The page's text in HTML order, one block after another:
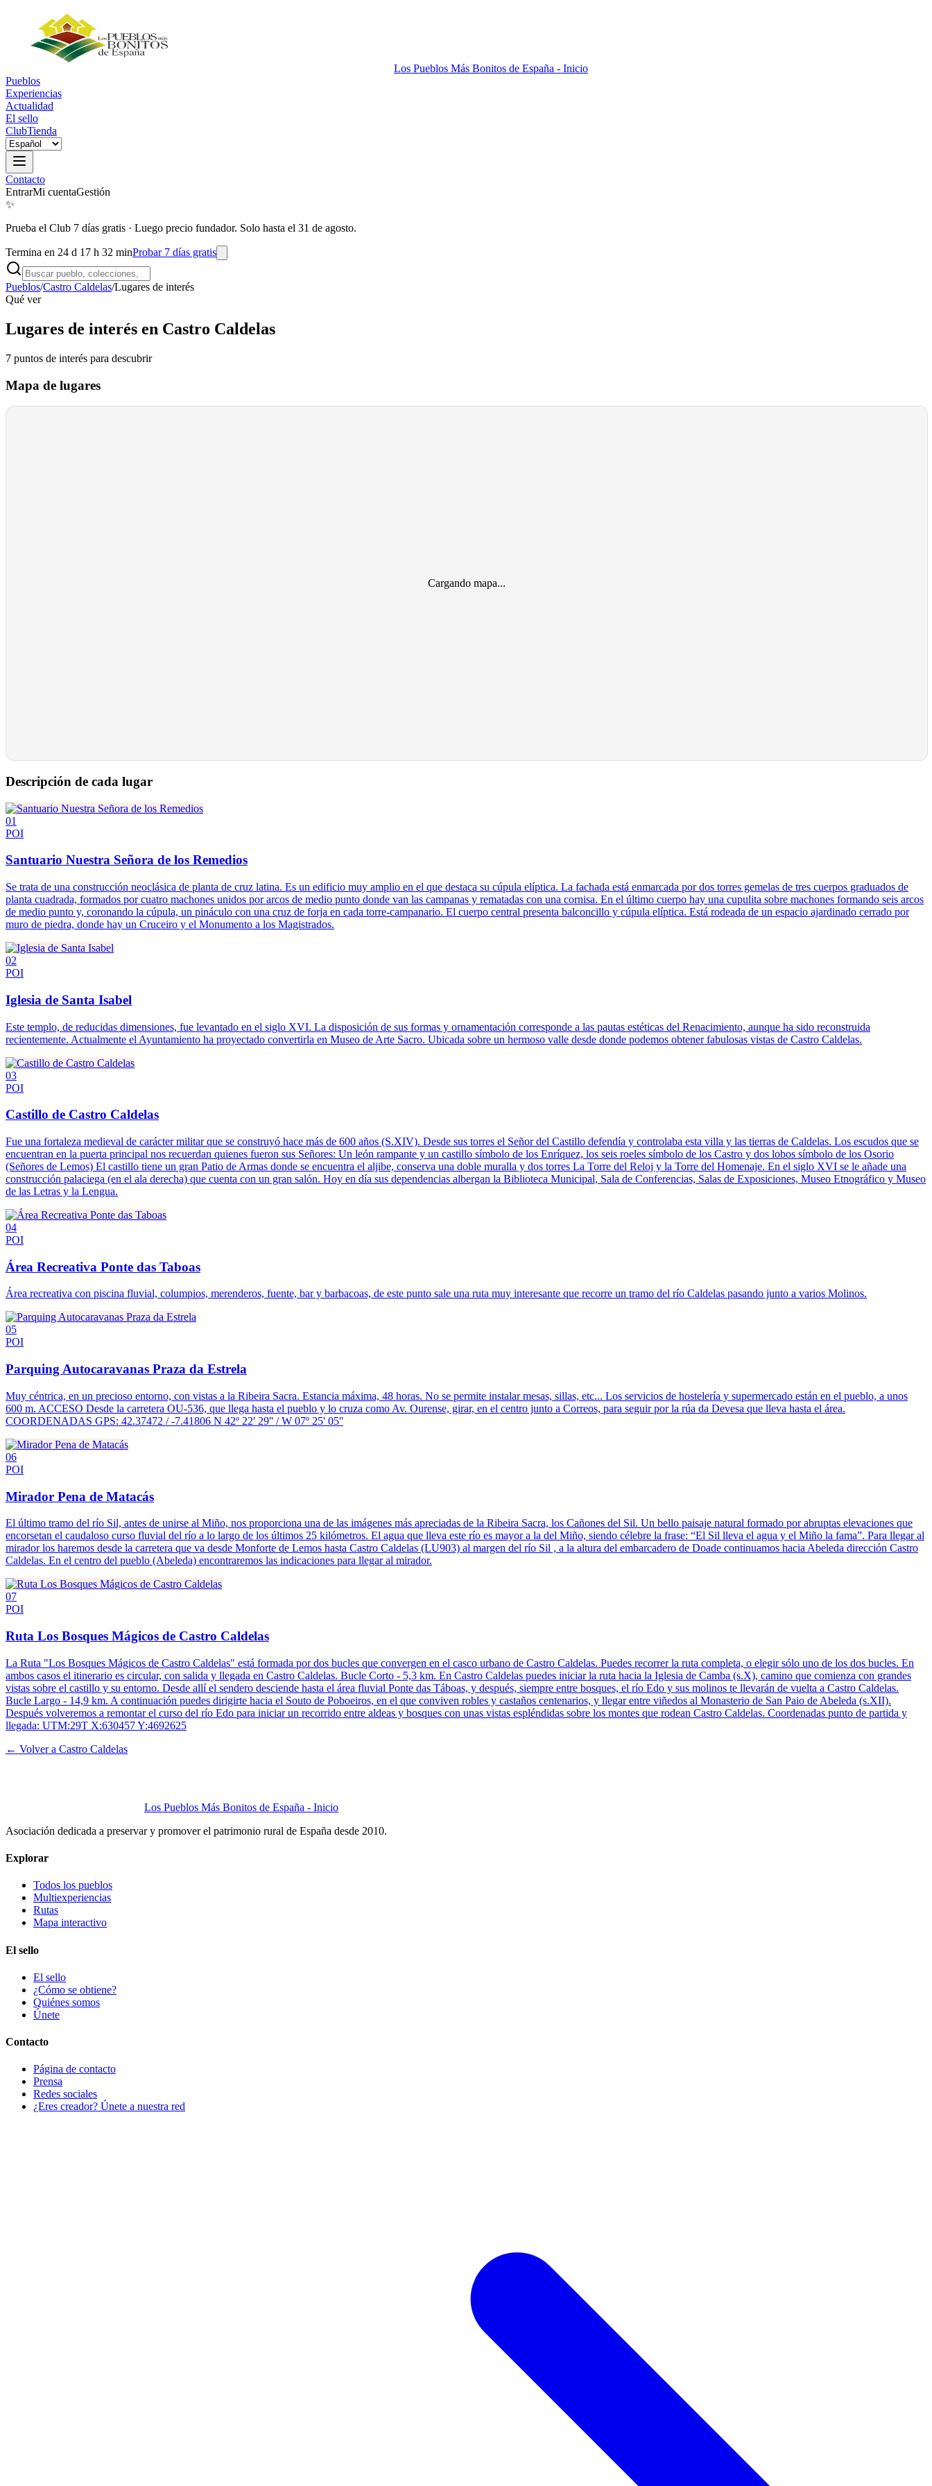
Los Pueblos Más Bonitos de España - Inicio
Pueblos
Experiencias
Actualidad
El sello
ClubTienda
Contacto
EntrarMi cuentaGestión
✨
Prueba el Club 7 días gratis · Luego precio fundador. Solo hasta el 31 de agosto.
Termina en 24 d 17 h 32 minProbar 7 días gratis
Pueblos/Castro Caldelas/Lugares de interés
Qué ver
Lugares de interés en Castro Caldelas
7 puntos de interés para descubrir
Mapa de lugares
Cargando mapa...
Descripción de cada lugar
01
POI
Santuario Nuestra Señora de los Remedios
Se trata de una construcción neoclásica de planta de cruz latina. Es un edificio muy amplio en el que destaca su cúpula elíptica. La fachada está enmarcada por dos torres gemelas de tres cuerpos graduados de
planta cuadrada, formados por cuatro machones unidos por arcos de medio punto donde van las campanas y rematadas con una cornisa. En el último cuerpo hay una cupulita sobre machones formando seis arcos
de medio punto y, coronando la cúpula, un pináculo con una cruz de forja en cada torre-campanario. El cuerpo central presenta balconcillo y cúpula elíptica. Está rodeada de un espacio ajardinado cerrado por
muro de piedra, donde hay un Cruceiro y el Monumento a los Magistrados.
02
POI
Iglesia de Santa Isabel
Este templo, de reducidas dimensiones, fue levantado en el siglo XVI. La disposición de sus formas y ornamentación corresponde a las pautas estéticas del Renacimiento, aunque ha sido reconstruida
recientemente. Actualmente el Ayuntamiento ha proyectado convertirla en Museo de Arte Sacro. Ubicada sobre un hermoso valle desde donde podemos obtener fabulosas vistas de Castro Caldelas.
03
POI
Castillo de Castro Caldelas
Fue una fortaleza medieval de carácter militar que se construyó hace más de 600 años (S.XIV). Desde sus torres el Señor del Castillo defendía y controlaba esta villa y las tierras de Caldelas. Los escudos que se
encuentran en la puerta principal nos recuerdan quienes fueron sus Señores: Un león rampante y un castillo símbolo de los Enríquez, los seis roeles símbolo de los Castro y dos lobos símbolo de los Osorio
(Señores de Lemos) El castillo tiene un gran Patio de Armas donde se encuentra el aljibe, conserva una doble muralla y dos torres La Torre del Reloj y la Torre del Homenaje. En el siglo XVI se le añade una
construcción palaciega (en el ala derecha) que cuenta con un gran salón. Hoy en día sus dependencias albergan la Biblioteca Municipal, Sala de Conferencias, Salas de Exposiciones, Museo Etnográfico y Museo
de las Letras y la Lengua.
04
POI
Área Recreativa Ponte das Taboas
Área recreativa con piscina fluvial, columpios, merenderos, fuente, bar y barbacoas, de este punto sale una ruta muy interesante que recorre un tramo del río Caldelas pasando junto a varios Molinos.
05
POI
Parquing Autocaravanas Praza da Estrela
Muy céntrica, en un precioso entorno, con vistas a la Ribeira Sacra. Estancia máxima, 48 horas. No se permite instalar mesas, sillas, etc... Los servicios de hostelería y supermercado están en el pueblo, a unos
600 m. ACCESO Desde la carretera OU-536, que llega hasta el pueblo y lo cruza como Av. Ourense, girar, en el centro junto a Correos, para seguir por la rúa da Devesa que lleva hasta el área.
COORDENADAS GPS: 42.37472 / -7.41806 N 42º 22' 29'' / W 07º 25' 05''
06
POI
Mirador Pena de Matacás
El último tramo del río Sil, antes de unirse al Miño, nos proporciona una de las imágenes más apreciadas de la Ribeira Sacra, los Cañones del Sil. Un bello paisaje natural formado por abruptas elevaciones que
encorsetan el caudaloso curso fluvial del río a lo largo de los últimos 25 kilómetros. El agua que lleva este río es mayor a la del Miño, siendo célebre la frase: “El Sil lleva el agua y el Miño la fama”. Para llegar al
mirador los haremos desde la carretera que va desde Monforte de Lemos hasta Castro Caldelas (LU903) al margen del río Sil , a la altura del embarcadero de Doade continuamos hacia Abeleda dirección Castro
Caldelas. En el centro del pueblo (Abeleda) encontraremos las indicaciones para llegar al mirador.
07
POI
Ruta Los Bosques Mágicos de Castro Caldelas
La Ruta "Los Bosques Mágicos de Castro Caldelas" está formada por dos bucles que convergen en el casco urbano de Castro Caldelas. Puedes recorrer la ruta completa, o elegir sólo uno de los dos bucles. En
ambos casos el itinerario es circular, con salida y llegada en Castro Caldelas. Bucle Corto - 5,3 km. En Castro Caldelas puedes iniciar la ruta hacia la Iglesia de Camba (s.X), camino que comienza con grandes
vistas sobre el castillo y su entorno. Desde allí el sendero desciende hasta el área fluvial Ponte das Táboas, y después, siempre entre bosques, el río Edo y sus molinos te llevarán de vuelta a Castro Caldelas.
Bucle Largo - 14,9 km. A continuación puedes dirigirte hacia el Souto de Poboeiros, en el que conviven robles y castaños centenarios, y llegar entre viñedos al Monasterio de San Paio de Abeleda (s.XII).
Después volveremos a remontar el curso del río Edo para iniciar un recorrido entre aldeas y bosques con unas vistas espléndidas sobre los montes que rodean Castro Caldelas. Coordenadas punto de partida y
llegada: UTM:29T X:630457 Y:4692625
← Volver a Castro Caldelas
Los Pueblos Más Bonitos de España - Inicio
Asociación dedicada a preservar y promover el patrimonio rural de España desde 2010.
Explorar
Todos los pueblos
Multiexperiencias
Rutas
Mapa interactivo
El sello
El sello
¿Cómo se obtiene?
Quiénes somos
Únete
Contacto
Página de contacto
Prensa
Redes sociales
¿Eres creador? Únete a nuestra red